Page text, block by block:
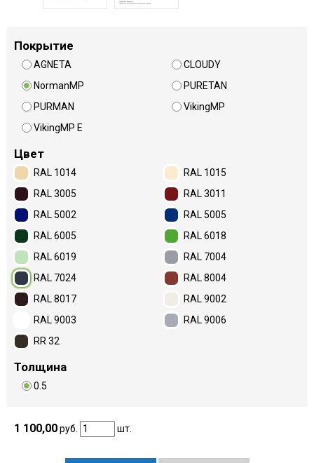
Previous
Покрытие
AGNETA
CLOUDY
NormanMP
PURETAN
PURMAN
VikingMP
VikingMP E
Цвет
RAL 1014
RAL 1015
RAL 3005
RAL 3011
RAL 5002
RAL 5005
RAL 6005
RAL 6018
RAL 6019
RAL 7004
RAL 7024
RAL 8004
RAL 8017
RAL 9002
RAL 9003
RAL 9006
RR 32
Толщина
0.5
1 100,00руб. шт.